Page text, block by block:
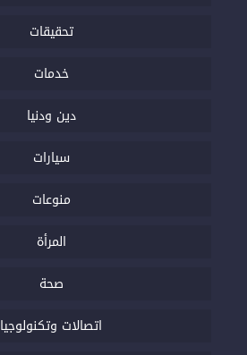
تحقيقات
خدمات
دين ودنيا
سيارات
منوعات
المرأة
صحة
اتصالات وتكنولوجيا